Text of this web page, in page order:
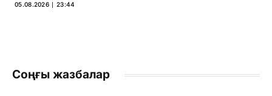
05.08.2026 ∣ 23:44
Соңғы жазбалар